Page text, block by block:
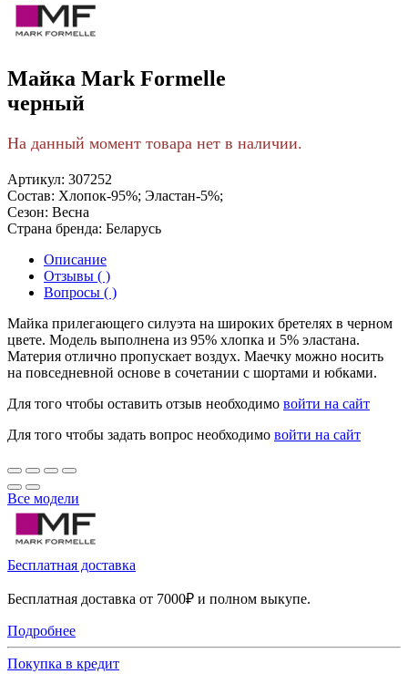
Майка Mark Formelle
черный
На данный момент товара нет в наличии.
Артикул: 307252
Состав: Хлопок-95%; Эластан-5%;
Сезон: Весна
Страна бренда: Беларусь
Описание
Отзывы ( )
Вопросы ( )
Майка прилегающего силуэта на широких бретелях в черном
цвете. Модель выполнена из 95% хлопка и 5% эластана.
Материя отлично пропускает воздух. Маечку можно носить
на повседневной основе в сочетании с шортами и юбками.
Для того чтобы оставить отзыв необходимо войти на сайт
Для того чтобы задать вопрос необходимо войти на сайт
Все модели
Бесплатная доставка
Бесплатная доставка от 7000₽ и полном выкупе.
Подробнее
Покупка в кредит